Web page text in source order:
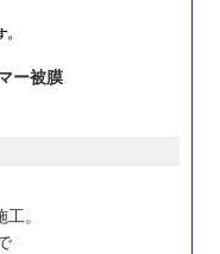
ー被膜
。